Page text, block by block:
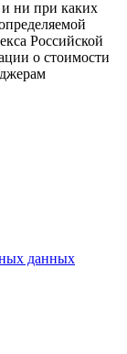
ни при каких
Российской
о стоимости
данных